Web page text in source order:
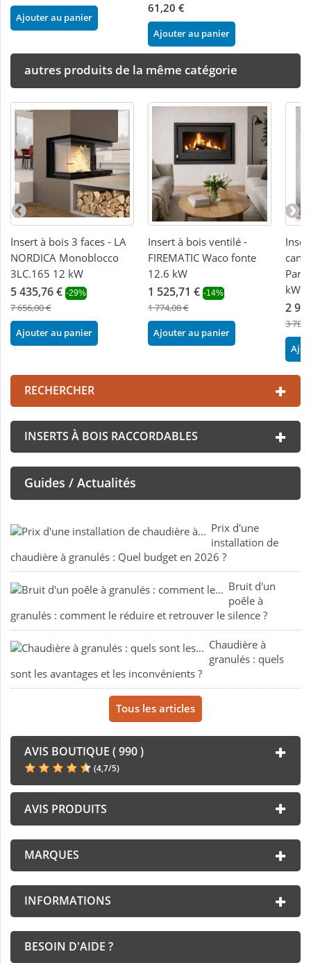
Ajouter au panier
61,20 €
Ajouter au panier
autres produits de la même catégorie
Insert à bois 3 faces - LA
NORDICA Monoblocco
3LC.165 12 kW
5 435,76 € -29%
7 656,00 €
Ajouter au panier
Insert à bois ventilé -
FIREMATIC Waco fonte
12.6 kW
1 525,71 € -14%
1 774,08 €
Ajouter au panier
kW
2
3
RECHERCHER
INSERTS À BOIS RACCORDABLES
Guides / Actualités
Prix d'une
installation de
chaudière à granulés : Quel budget en 2026 ?
Bruit d'un
poêle à
granulés : comment le réduire et retrouver le silence ?
Chaudière à
granulés : quels
sont les avantages et les inconvénients ?
Tous les articles
AVIS BOUTIQUE ( 990 )
(4,7/5)
AVIS PRODUITS
MARQUES
INFORMATIONS
BESOIN D'AIDE ?